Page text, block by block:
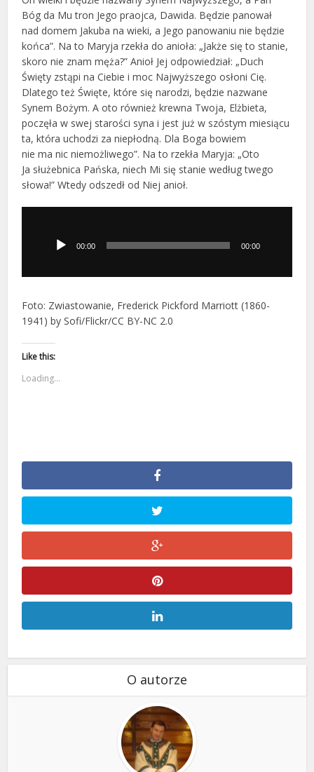
Bóg da Mu tron Jego praojca, Dawida. Będzie panował
nad domem Jakuba na wieki, a Jego panowaniu nie będzie
końca”. Na to Maryja rzekła do anioła: „Jakże się to stanie,
skoro nie znam męża?” Anioł Jej odpowiedział: „Duch
Święty zstąpi na Ciebie i moc Najwyższego osłoni Cię.
Dlatego też Święte, które się narodzi, będzie nazwane
Synem Bożym. A oto również krewna Twoja, Elżbieta,
poczęła w swej starości syna i jest już w szóstym miesiącu
ta, która uchodzi za niepłodną. Dla Boga bowiem
nie ma nic niemożliwego”. Na to rzekła Maryja: „Oto
Ja służebnica Pańska, niech Mi się stanie według twego
słowa!” Wtedy odszedł od Niej anioł.
dźwiękowych00:00 00:00
Foto: Zwiastowanie, Frederick Pickford Marriott (1860-
1941) by Sofi/Flickr/CC BY-NC 2.0
Like this:
Loading...
O autorze